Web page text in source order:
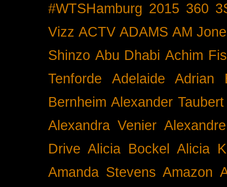
#WTSHamburg 2015 360
Vizz ACTV ADAMS AM
Shinzo Abu Dhabi Achim
Tenforde
Adelaide
Adrian
Bernheim Alexander Taubert
Alexandra Venier
Drive Alicia Bockel
Alicia
Amanda Stevens Amazon